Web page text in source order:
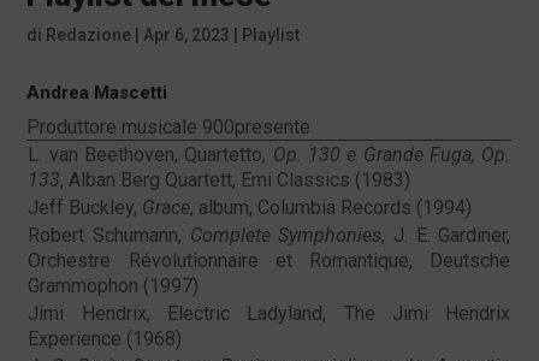
di Redazione Apr 6, 2023 Playlist
Andrea Mascetti
Produttore musicale 900presente
L. van Beethoven, Quartetto, Op. 130 e Grande Fuga, Op.
133, Alban Berg Quartett, Emi Classics (1983)
Jeff Buckley, Grace, album, Columbia Records (1994)
Robert Schumann, Complete Symphonies, J. E. Gardiner,
Orchestre Révolutionnaire et Romantique, Deutsche
Grammophon (1997)
Jimi Hendrix, Electric Ladyland, The Jimi Hendrix
Experience (1968)